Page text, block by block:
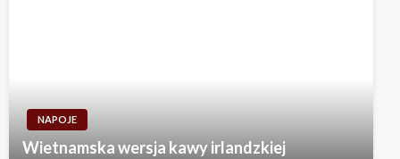
NAPOJE
Wietnamska wersja kawy irlandzkiej